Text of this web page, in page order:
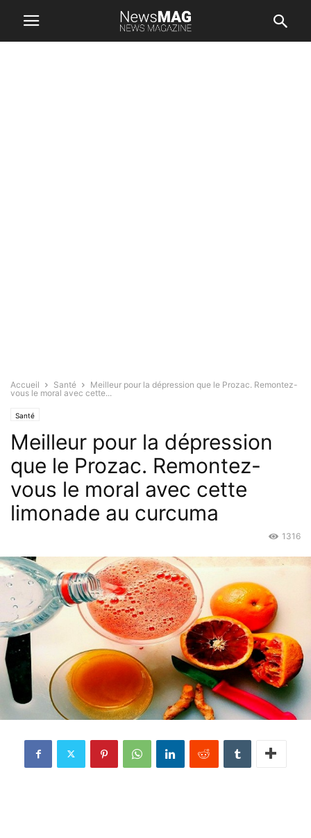
Accueil Santé
Meilleur pour la dépression que le Prozac. Remontez-
vous le moral avec cette...
Santé
Meilleur pour la dépression
que le Prozac. Remontez-
vous le moral avec cette
limonade au curcuma
1316